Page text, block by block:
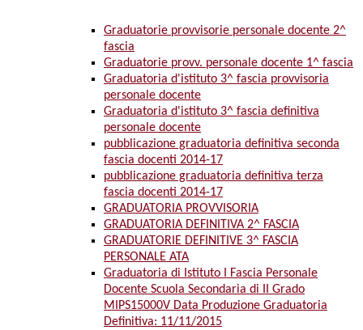
Graduatorie provvisorie personale docente 2^
fascia
Graduatorie provv. personale docente 1^ fascia
Graduatoria d'istituto 3^ fascia provvisoria
personale docente
Graduatoria d'istituto 3^ fascia definitiva
personale docente
pubblicazione graduatoria definitiva seconda
fascia docenti 2014-17
pubblicazione graduatoria definitiva terza
fascia docenti 2014-17
GRADUATORIA PROVVISORIA
GRADUATORIA DEFINITIVA 2^ FASCIA
GRADUATORIE DEFINITIVE 3^ FASCIA
PERSONALE ATA
Graduatoria di Istituto I Fascia Personale
Docente Scuola Secondaria di II Grado
MIPS15000V Data Produzione Graduatoria
Definitiva: 11/11/2015